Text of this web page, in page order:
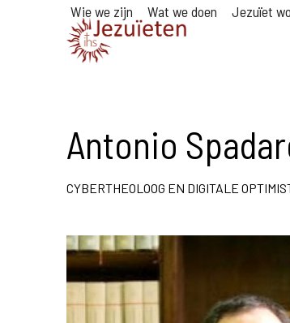
Wie we zijn Wat we doen Jezuïet
Antonio
CYBERTHEOLOOG EN DIGITALE